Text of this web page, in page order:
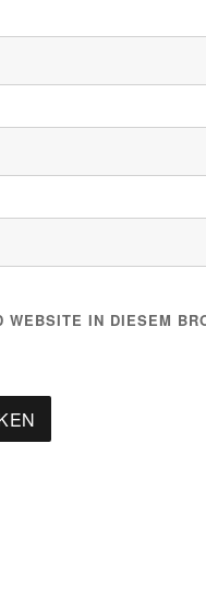
IN DIESEM